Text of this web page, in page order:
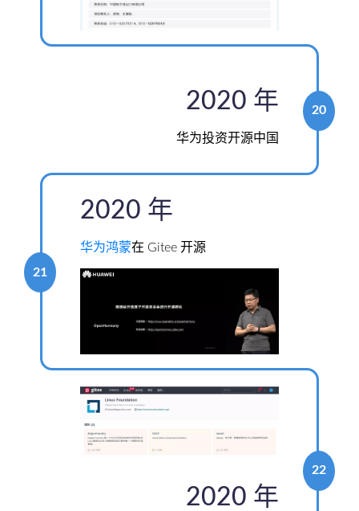
2020 年
华为投资开源中国
20
21
2020 年
华为鸿蒙在 Gitee 开源
2020 年
22